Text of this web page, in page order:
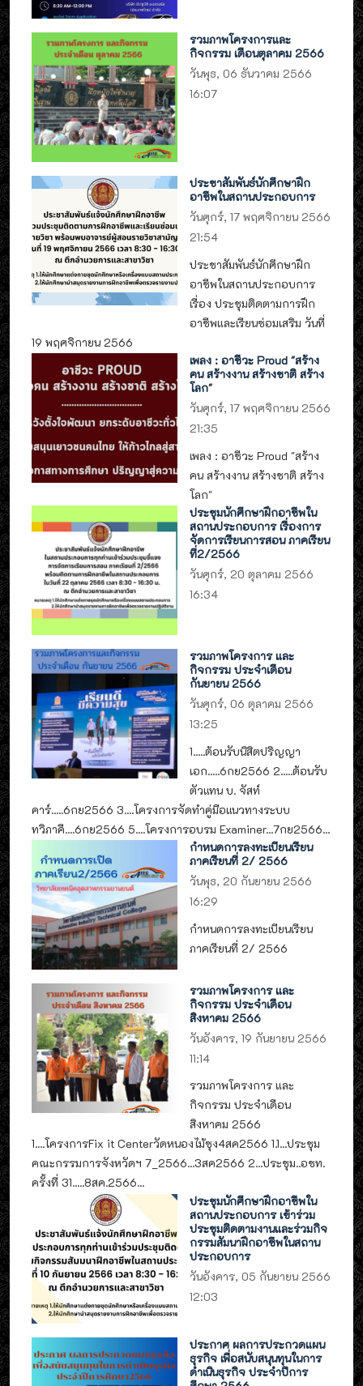
รวมภาพโครงการและ
กิจกรรม เดือนตุลาคม 2566
วันพุธ, 06 ธันวาคม 2566
16:07
ประชาสัมพันธ์นักศึกษาฝึก
อาชีพในสถานประกอบการ
วันศุกร์, 17 พฤศจิกายน 2566
21:54
ประชาสัมพันธ์นักศึกษาฝึก
อาชีพในสถานประกอบการ
เรื่อง ประชุมติดตามการฝึก
อาชีพและเรียนซ่อมเสริม วันที่
19 พฤศจิกายน 2566
เพลง : อาชีวะ Proud "สร้าง
คน สร้างงาน สร้างชาติ สร้าง
โลก"
วันศุกร์, 17 พฤศจิกายน 2566
21:35
เพลง : อาชีวะ Proud "สร้าง
คน สร้างงาน สร้างชาติ สร้าง
โลก"
ประชุมนักศึกษาฝึกอาชีพใน
สถานประกอบการ เรื่องการ
จัดการเรียนการสอน ภาคเรียน
ที่2/2566
วันศุกร์, 20 ตุลาคม 2566
16:34
รวมภาพโครงการ และ
กิจกรรม ประจำเดือน
กันยายน 2566
วันศุกร์, 06 ตุลาคม 2566
13:25
1.....ต้อนรับนิสิตปริญญา
เอก.....6กย2566 2.....ต้อนรับ
ตัวแทน บ. จัสท์
คาร์.....6กย2566 3....โครงการจัดทำคู่มือแนวทางระบบ
ทวิภาคี....6กย2566 5....โครงการอบรม Examiner...7กย2566...
กำหนดการลงทะเบียนเรียน
ภาคเรียนที่ 2/ 2566
วันพุธ, 20 กันยายน 2566
16:29
กำหนดการลงทะเบียนเรียน
ภาคเรียนที่ 2/ 2566
รวมภาพโครงการ และ
กิจกรรม ประจำเดือน
สิงหาคม 2566
วันอังคาร, 19 กันยายน 2566
11:14
รวมภาพโครงการ และ
กิจกรรม ประจำเดือน
สิงหาคม 2566
1....โครงการFix it Centerวัดหนองไม้ซุง4สค2566 1.1...ประชุม
คณะกรรมการจังหวัดฯ 7_2566...3สค2566 2...ประชุม..อชท.
ครั้งที่ 31.....8สค.2566...
ประชุมนักศึกษาฝึกอาชีพใน
สถานประกอบการ เข้าร่วม
ประชุมติดตามงานและร่วมกิจ
กรรมสัมนาฝึกอาชีพในสถาน
ประกอบการ
วันอังคาร, 05 กันยายน 2566
12:03
ประกาศ ผลการประกวดแผน
ธุรกิจ เพื่อสนับสนุนทุนในการ
ดำเนินธุรกิจ ประจำปีการ